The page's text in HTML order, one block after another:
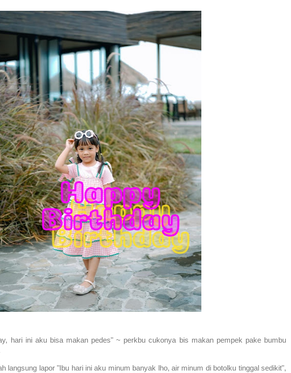
hari ini aku bisa makan pedes" ~ perkbu cukonya bis makan pempek pake bumbu
langsung lapor "Ibu hari ini aku minum banyak lho, air minum di botolku tinggal sedikit",